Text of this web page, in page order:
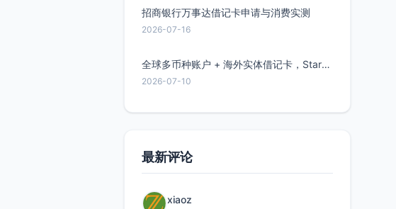
招商银行万事达借记卡申请与消费实测
2026-07-16
全球多币种账户 + 海外实体借记卡，Starryblu开户教程与注意事项
2026-07-10
最新评论
xiaoz